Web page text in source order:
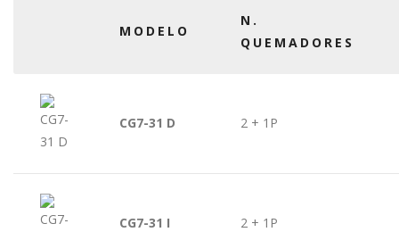
MODELO
N.
QUEMADORES
CG7-31 D 2 + 1P
CG7-31 I 2 + 1P